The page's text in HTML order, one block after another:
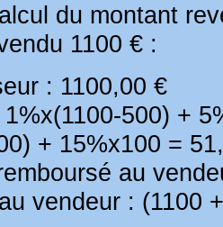
du montant
1100 € :
: 1100,00 €
500) +
+ 15%x100 =
au
vendeur : (1100